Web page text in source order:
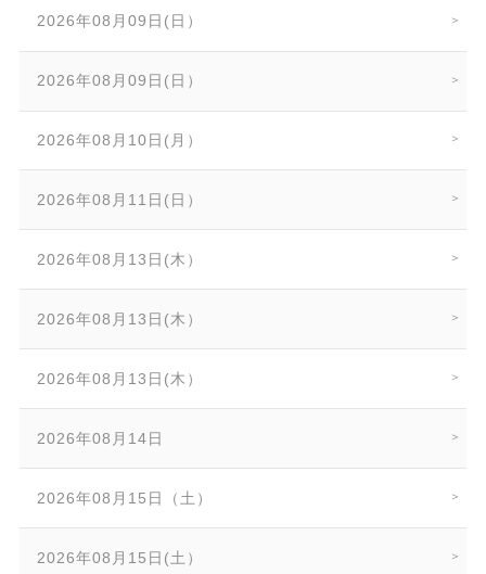
2026年08月09日(日）
2026年08月09日(日）
2026年08月10日(月）
2026年08月11日(日）
2026年08月13日(木）
2026年08月13日(木）
2026年08月13日(木）
2026年08月14日
2026年08月15日（土）
2026年08月15日(土）